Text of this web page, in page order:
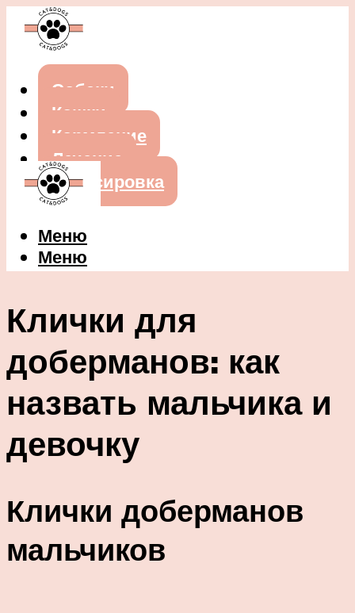
Собаки
Кошки
Кормление
Лечение
Дрессировка
Меню
Меню
Клички для
доберманов: как
назвать мальчика и
девочку
Клички доберманов
мальчиков